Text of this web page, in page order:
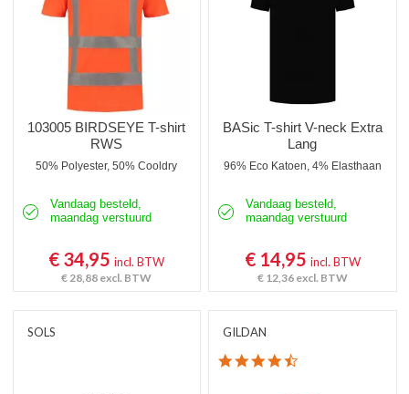
103005 BIRDSEYE T-shirt
RWS
50% Polyester, 50% Cooldry
Vandaag besteld,
maandag verstuurd
€ 34,95incl. BTW
€ 28,88 excl. BTW
BASic T-shirt V-neck Extra
Lang
96% Eco Katoen, 4% Elasthaan
Vandaag besteld,
maandag verstuurd
€ 14,95 incl. BTW
€ 12,36 excl. BTW
SOLS GILDAN